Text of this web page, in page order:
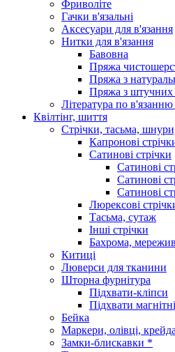
Фриволіте
Гачки в'язальні
Аксесуари для в'язання
Нитки для в'язання
Бавовна
Пряжа
Пряжа з
Пряжа з штучних
Література по
Квілтінг, шиття
Стрічки, тасьма,
Капронові
Сатинові стрічки
Сатинові
Сатинові
Сатинові
Люрексові
Тасьма, сутаж
Інші стрічки
Бахрома,
Китиці
Люверси для тканини
Шторна фурнітура
Підхвати-кліпси
Підхвати магнітні
Бейка
Маркери, олівці,
Замки-блискавки *